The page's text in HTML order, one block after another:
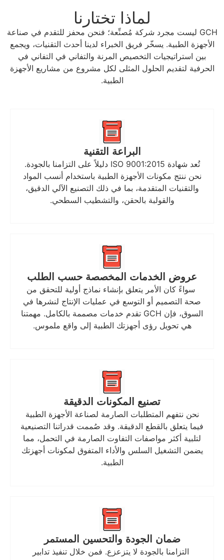
لماذا تختارنا
GCH ليست مجرد شركة مُصنِّعة؛ فنحن محفز للتقدم في صناعة
الأجهزة الطبية. يسخّر فريق الخبراء لدينا أحدث التقنيات، ويجمع
بين استراتيجيات التخصيص المرنة والتفاني في التفاني في
الحرفية لتقديم الحلول المثلى لكل مشروع من مشاريع الأجهزة
الطبية.
البراعة التقنية
تُعد شهادة ISO 9001:2015 دليلاً على التزامنا بالجودة.
نحن ننتج مكونات الأجهزة الطبية باستخدام أنسب المواد
والتقنيات المتقدمة، بما في ذلك التصنيع الآلي الدقيق،
والقولبة بالحقن، والتشطيب السطحي.
عروض الخدمات المخصصة حسب الطلب
سواءً كان الأمر يتعلق بإنشاء نماذج أولية للتحقق من
صحة التصميم أو التوسع في عمليات الإنتاج لنشرها في
السوق، فإن GCH تقدم خدمات مصممة بالكامل. مهمتنا
هي تحويل رؤى أجهزتك الطبية إلى واقع ملموس.
تصنيع المكونات الدقيقة
نحن نتفهم المتطلبات الصارمة لصناعة الأجهزة الطبية
فيما يتعلق بالقطع الدقيقة. وقد صُممت قدراتنا التصنيعية
لتلبية أكثر مواصفات التفاوت الصارمة في التحمل، مما
يضمن التشغيل السلس والأداء المتفوق لمكونات أجهزتك
الطبية.
ضمان الجودة والتحسين المستمر
التزامنا بالجودة لا يتزعزع. فمن خلال تنفيذ تدابير